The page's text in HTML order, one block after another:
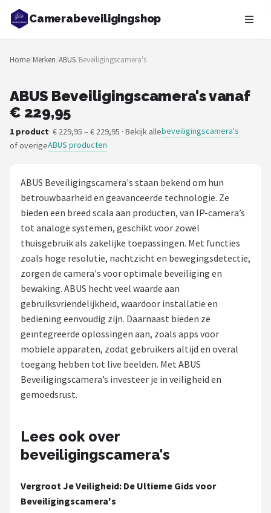
Camerabeveiligingshop
Zoeken
NAVIGATIE
Merken
Blog
Camera Deurbellen
NAS
Shop
POPULAIRE MERKEN
Eufy
Home-Locking
Reolink
EZVIZ
TP-Link
Foscam
Home/Merken/ABUS/Beveiligingscamera's
ABUS Beveiligingscamera's vanaf
€ 229,95
1 product· € 229,95 – € 229,95 · Bekijk allebeveiligingscamera's
of overigeABUS producten
ABUS Beveiligingscamera's staan bekend om hun
betrouwbaarheid en geavanceerde technologie. Ze
bieden een breed scala aan producten, van IP-camera’s
tot analoge systemen, geschikt voor zowel
thuisgebruik als zakelijke toepassingen. Met functies
zoals hoge resolutie, nachtzicht en bewegingsdetectie,
zorgen de camera's voor optimale beveiliging en
bewaking. ABUS hecht veel waarde aan
gebruiksvriendelijkheid, waardoor installatie en
bediening eenvoudig zijn. Daarnaast bieden ze
geïntegreerde oplossingen aan, zoals apps voor
mobiele apparaten, zodat gebruikers altijd en overal
toegang hebben tot live beelden. Met ABUS
Beveiligingscamera’s investeer je in veiligheid en
gemoedsrust.
Lees ook over
beveiligingscamera's
Vergroot Je Veiligheid: De Ultieme Gids voor
Beveiligingscamera's